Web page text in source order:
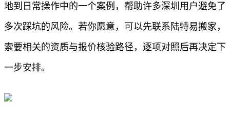
地到日常操作中的一个案例，帮助许多深圳用户避免了
多次踩坑的风险。若你愿意，可以先联系陆特易搬家，
索要相关的资质与报价核验路径，逐项对照后再决定下
一步安排。